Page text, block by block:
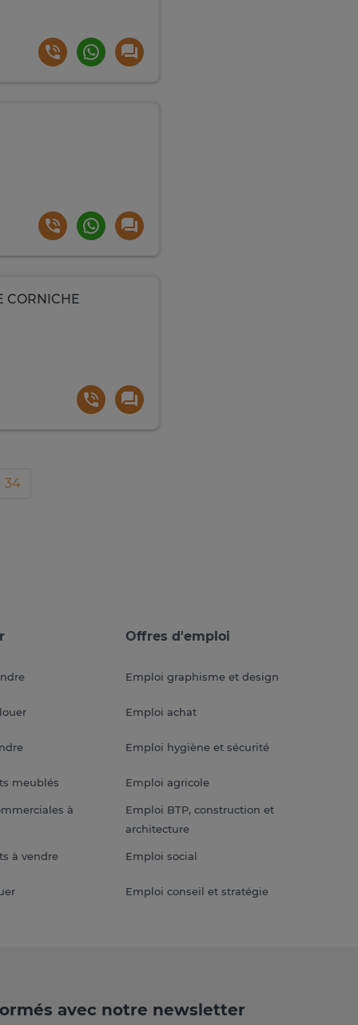
CORNICHE
34
meublés
à
à vendre
Offres d'emploi
Emploi graphisme et design
Emploi achat
Emploi hygiène et sécurité
Emploi agricole
Emploi BTP, construction et
architecture
Emploi social
Emploi conseil et stratégie
avec notre newsletter